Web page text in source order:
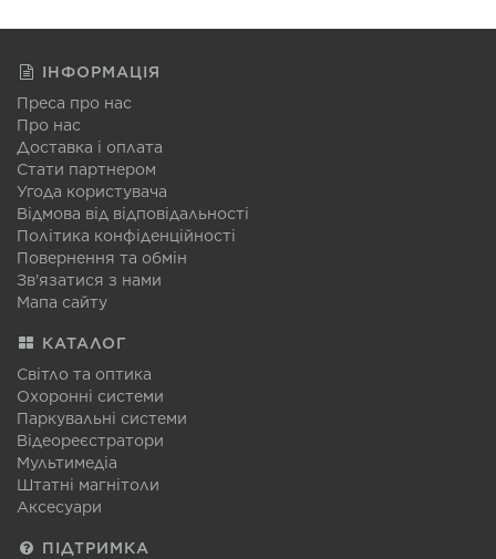
ІНФОРМАЦІЯ
Преса про нас
Про нас
Доставка і оплата
Стати партнером
Угода користувача
Відмова від відповідальності
Політика конфіденційності
Повернення та обмін
Зв'язатися з нами
Мапа сайту
КАТАЛОГ
Світло та оптика
Охоронні системи
Паркувальні системи
Відеореєстратори
Мультимедіа
Штатні магнітоли
Аксесуари
ПІДТРИМКА